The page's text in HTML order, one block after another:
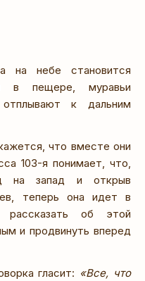
на небе становится
в пещере, муравьи
к дальним
что вместе они
103-я понимает, что,
на запад и открыв
теперь она идет в
рассказать об этой
и продвинуть вперед
гласит: «Все, что